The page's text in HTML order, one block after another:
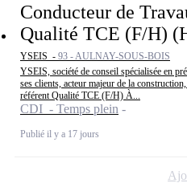
Conducteur de
Qualité TCE (F/H)
YSEIS - 93 - AULNAY-SOUS-BOIS
YSEIS, société de conseil spécialisée en
ses clients, acteur majeur de la
référent Qualité TCE (F/H) À...
CDI - Temps plein
Publié il y a 17 jours